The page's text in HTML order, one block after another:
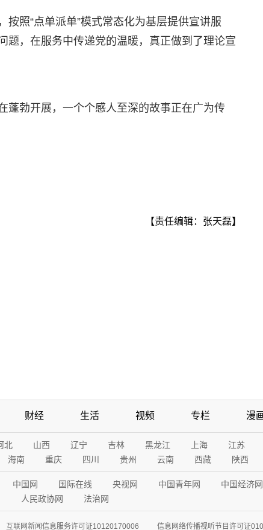
照“点单派单”模式常态化为基层提供宣讲服
题，在服务中传递党的温暖，真正做到了理论宣
蓬勃开展，一个个感人至深的故事正在广为传
【责任编辑：张天磊】
财经 生活 视频 专栏 漫
北 山西 辽宁 吉林 黑龙江 上海 江苏
海南 重庆 四川 贵州 云南 西藏 陕西
中国网 国际在线 央视网 中国青年网 中国经济网
人民政协网 法治网
互联网新闻信息服务许可证10120170006 信息网络传播视听节目许可证